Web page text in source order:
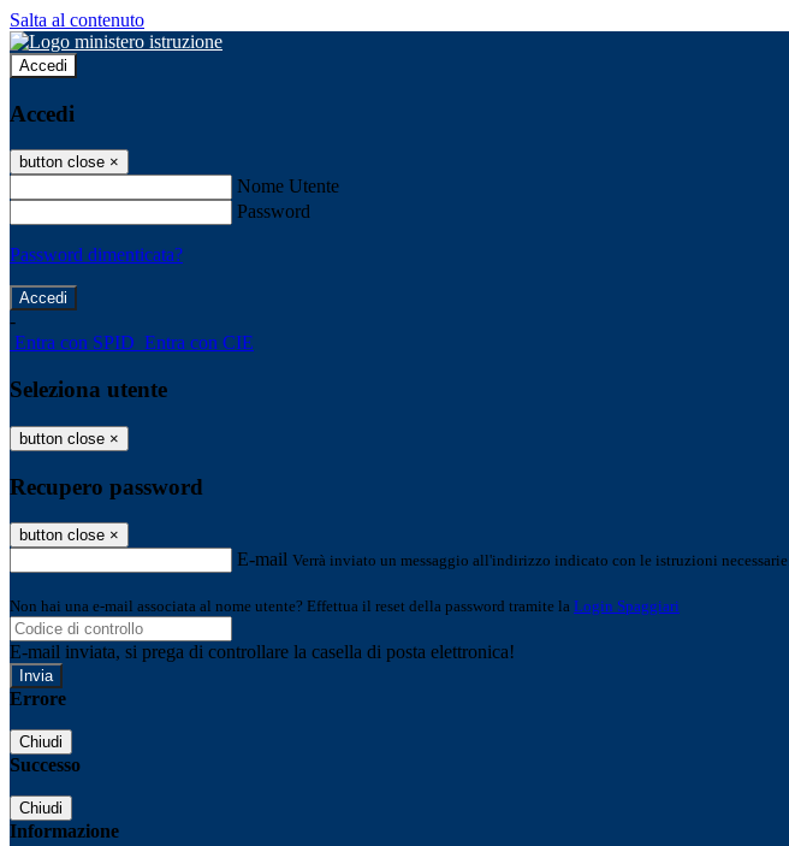
Salta al contenuto
Accedi
Accedi
button close ×
Nome Utente
Password
Password dimenticata?
-
Entra con SPID Entra con CIE
Seleziona utente
button close ×
Recupero password
button close ×
E-mail Verrà inviato un messaggio all'indirizzo indicato con le istruzioni necessarie.
Non hai una e-mail associata al nome utente? Effettua il reset della password tramite la Login Spaggiari
E-mail inviata, si prega di controllare la casella di posta elettronica!
Errore
Chiudi
Successo
Chiudi
Informazione